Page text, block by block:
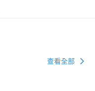
查看全部